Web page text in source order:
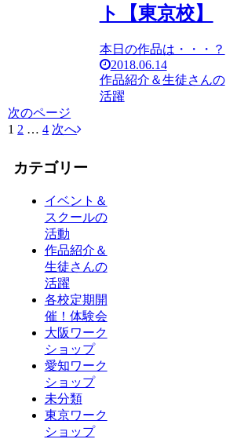
ト【東京校】
本日の作品は・・・？
2018.06.14
作品紹介＆生徒さんの
活躍
次のページ
1 2 … 4 次へ
カテゴリー
イベント＆
スクールの
活動
作品紹介＆
生徒さんの
活躍
各校定期開
催！体験会
大阪ワーク
ショップ
愛知ワーク
ショップ
未分類
東京ワーク
ショップ